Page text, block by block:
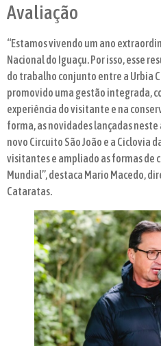
Avaliação
“Estamos vivendo um ano
Nacional do Iguaçu. Por isso, esse
do trabalho conjunto entre a Urbia
promovido uma gestão integrada,
experiência do visitante e na
forma, as novidades lançadas neste
novo Circuito São João e a Ciclovia
visitantes e ampliado as formas de
Mundial”, destaca Mario Macedo,
Cataratas.